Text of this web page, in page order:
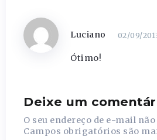
Luciano 02/09/
Ótimo!
Deixe um
O seu endereço de e-mail
Campos obrigatórios são